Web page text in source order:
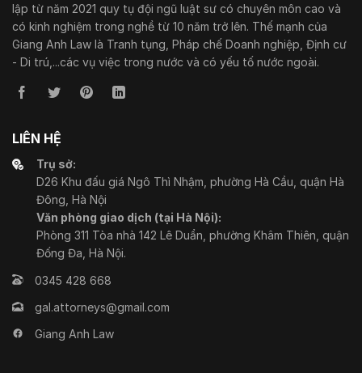
lập từ năm 2021 quy tụ đội ngũ luật sư có chuyên môn cao và
có kinh nghiệm trong nghề từ 10 năm trở lên. Thế mạnh của
Giang Anh Law là Tranh tụng, Pháp chế Doanh nghiệp, Định cư
- Di trú,...các vụ việc trong nước và có yếu tố nước ngoài.
LIÊN HỆ
Trụ sở:
D26 Khu đấu giá Ngô Thì Nhậm, phường Hà Cầu, quận Hà
Đông, Hà Nội
Văn phòng giao dịch (tại Hà Nội):
Phòng 311 Tòa nhà 142 Lê Duẩn, phường Khâm Thiên, quận
Đống Đa, Hà Nội.
0345 428 668
gal.attorneys@gmail.com
Giang Anh Law